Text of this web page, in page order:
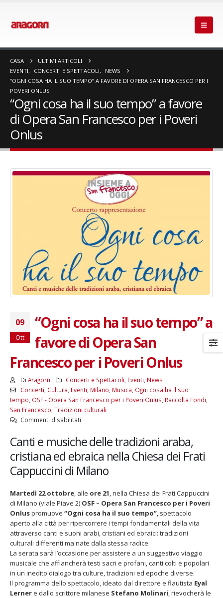
CASA
ULTIMI ARTICOLI
EVENTI, CONCERTI E SPETTACOLI,
NEWS
“OGNI COSA HA IL SUO TEMPO” A FAVORE DI OPERA SAN FRANCESCO PER I
POVERI ONLUS
“Ogni cosa ha il suo tempo” a favore
di Opera San Francesco per i Poveri
Onlus
09
Ott
“Ogni cosa ha il suo tempo” a
favore di Opera San
Francesco per i Poveri Onlus
Di Aragorn Concerti e Spettacoli Eventi News
Concerti Cultura Eventi Milano Musica Ogni cosa ha il suo
tempo OSF - Opera San Francesco per i Poveri Onlus Raccolta Fondi
San Francesco Tradizioni culturali
Commenti disabilitatisu
cosa
il
suo
a
di
Francesco
Poveri
Onlus
Canti e musiche delle tradizioni araba,
cristiana ed ebraica nella Chiesa dei Frati
Cappuccini di Milano
Martedì 22 ottobre, alle ore 21, nella Chiesa dei Frati Cappuccini
di Milano (viale Piave 2) OSF – Opera San Francesco per i Poveri
Onluspromuove “Ogni cosa ha il suo tempo”, spettacolo
aperto alla città per ripercorrere i tempi fondamentali della vita
attraverso canti e suoni arabi, cristiani ed ebraici: tradizioni
culturali differenti ma nate dalla stessa radice.
La serata sarà l’occasione per assistere a un suggestivo viaggio
musicale che affiancherà testi sacri e profani, canti colti e popolari
in un inedito dialogo tra culture, tradizioni ed epoche diverse.
Il programma dello spettacolo, ideato dal direttore e flautista Eyal
Lernere dallo scrittore milanese Stefano Molinari, rievocherà le
Fino al 29 marzo 2026 – Anziani
malati e fragili, VIDAS lancia
una campagna per rafforzare
l’assistenza domiciliare
Marzo 17, 2026
13 dicembre
carnet per le
della
5 ottobre 2026 –
dintorni” per
anni di
Giugno 15, 2026